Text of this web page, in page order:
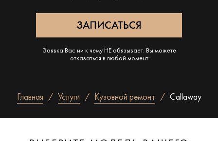
Заявка Вас ни к чему НЕ обязывает. Вы можете
отказаться в любой момент
Главная Услуги Кузовной ремонт Callaway